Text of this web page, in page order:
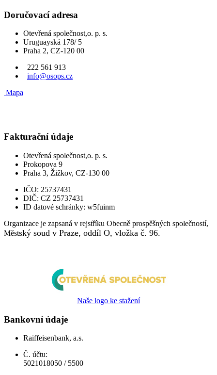
Doručovací adresa
Otevřená společnost,o. p. s.
Uruguayská 178/ 5
Praha 2, CZ-120 00
222 561 913
info@osops.cz
Mapa
Fakturační údaje
Otevřená společnost,o. p. s.
Prokopova 9
Praha 3, Žižkov, CZ-130 00
IČO: 25737431
DIČ: CZ 25737431
ID datové schránky: w5fuinm
Organizace je zapsaná v rejstříku Obecně prospěšných společností,
Městský soud v Praze, oddíl O, vložka č. 96.
Naše logo ke stažení
Bankovní údaje
Raiffeisenbank, a.s.
Č. účtu:
5021018050 / 5500